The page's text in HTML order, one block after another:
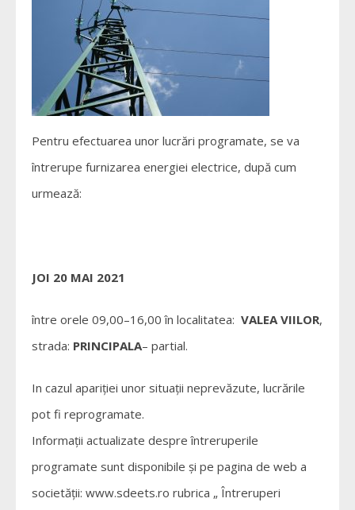
Pentru efectuarea unor lucrări programate, se va
întrerupe furnizarea energiei electrice, după cum
urmează:
JOI 20 MAI 2021
între orele 09,00–16,00 în localitatea: VALEA VIILOR,
strada: PRINCIPALA– partial.
In cazul apariţiei unor situaţii neprevăzute, lucrările
pot fi reprogramate.
Informaţii actualizate despre întreruperile
programate sunt disponibile şi pe pagina de web a
societăţii: www.sdeets.ro rubrica „ Întreruperi